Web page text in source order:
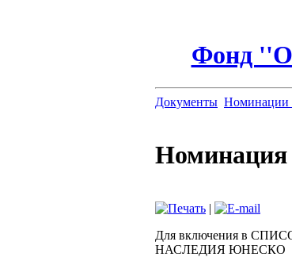
Фонд
Документы
|
Для включения в
НАСЛЕДИЯ ЮНЕСКО